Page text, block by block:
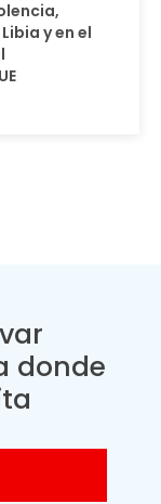
y en el
donde